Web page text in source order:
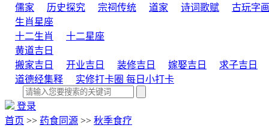
儒家
历史探究 宗祠传统 道家 诗词歌赋 古玩字画
生肖星座
十二生肖
十二星座
黄道吉日
搬家吉日
开业吉日 装修吉日 嫁娶吉日
求子吉日
道德经集释
实修打卡圈 每日小打卡
登录
首页 >> 药食同源 >> 秋季食疗